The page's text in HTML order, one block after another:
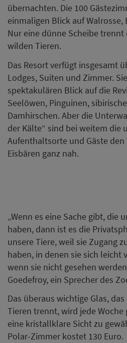
übernachten. Die 100
einmaligen Blick auf Walrosse,
Nur eine dünne Scheibe trennt
wilden Tieren.
Das Resort verfügt insgesamt
Lodges, Suiten und Zimmer.
spektakulären Blick auf die
Seelöwen, Pinguinen,
Damhirschen. Aber die
der Kälte“ sind bei weitem die
Aufenthaltsorte und Gäste den
Eisbären ganz nah.
„Wenn es eine Sache gibt, die
haben, dann ist es die
unsere Tiere, weil sie Zugang
haben, in denen sie sich leicht
wenn sie nicht gesehen
Goedefroy, ein Sprecher des
Das überaus wichtige Glas,
Tieren trennt, wird jede
eine kristallklare Sicht zu
Polar-Zimmer kostet 130 Euro.